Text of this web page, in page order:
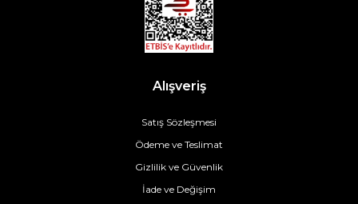
Alışveriş
Satış Sözleşmesi
Ödeme ve Teslimat
Gizlilik ve Güvenlik
İade ve Değişim